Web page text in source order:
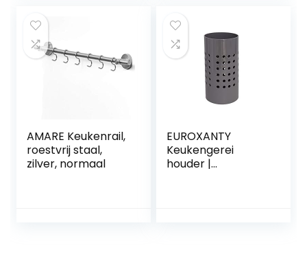
Gemakkelijk
schoon te maken
AMARE Keukenrail,
roestvrij staal,
zilver, normaal
EUROXANTY
Keukengerei
houder |